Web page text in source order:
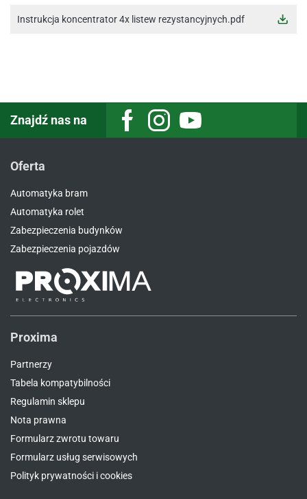
Instrukcja koncentrator 4x listew rezystancyjnych.pdf
Znajdź nas na FacebookInstagramYoutube
Oferta
Automatyka bram
Automatyka rolet
Zabezpieczenia budynków
Zabezpieczenia pojazdów
Proxima
Partnerzy
Tabela kompatybilności
Regulamin sklepu
Nota prawna
Formularz zwrotu towaru
Formularz usług serwisowych
Polityk prywatności i cookies